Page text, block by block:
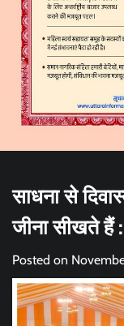
साधना से
जीना सीखते हैं
Posted on